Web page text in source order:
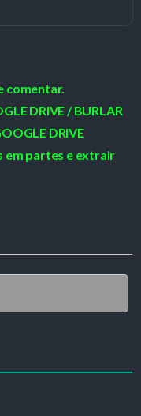
comentar.
DRIVE / BURLAR
DRIVE
em partes e extrair